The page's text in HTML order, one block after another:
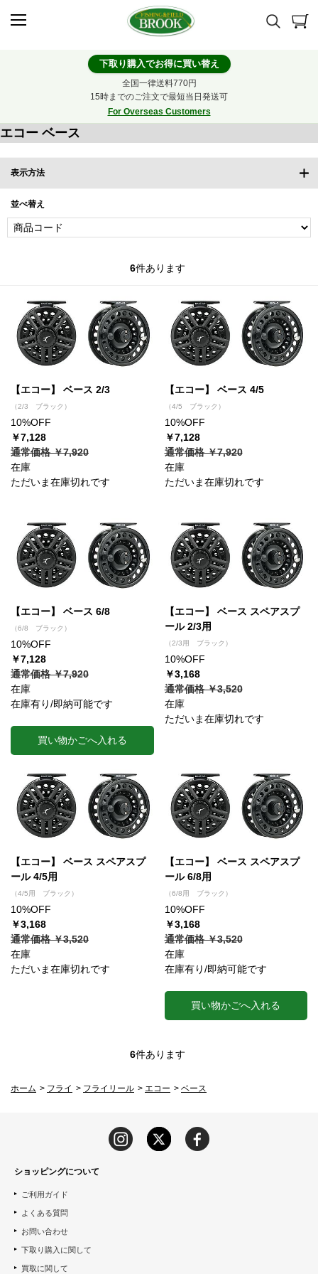
下取り購入でお得に買い替え
全国一律送料770円
15時までのご注文で最短当日発送可
For Overseas Customers
エコー ベース
表示方法
並べ替え
6件あります
【エコー】 ベース 2/3
（2/3 ブラック）
10%OFF
￥7,128
通常価格 ￥7,920
在庫
ただいま在庫切れです
【エコー】 ベース 4/5
（4/5 ブラック）
10%OFF
￥7,128
通常価格 ￥7,920
在庫
ただいま在庫切れです
【エコー】 ベース 6/8
（6/8 ブラック）
10%OFF
￥7,128
通常価格 ￥7,920
在庫
在庫有り/即納可能です
買い物かごへ入れる
【エコー】 ベース スペアスプ
ール 2/3用
（2/3用 ブラック）
10%OFF
￥3,168
通常価格 ￥3,520
在庫
ただいま在庫切れです
【エコー】 ベース スペアスプ
ール 4/5用
（4/5用 ブラック）
10%OFF
￥3,168
通常価格 ￥3,520
在庫
ただいま在庫切れです
【エコー】 ベース スペアスプ
ール 6/8用
（6/8用 ブラック）
10%OFF
￥3,168
通常価格 ￥3,520
在庫
在庫有り/即納可能です
買い物かごへ入れる
6件あります
ホーム > フライ > フライリール > エコー > ベース
ショッピングについて
ご利用ガイド
よくある質問
お問い合わせ
下取り購入に関して
買取に関して